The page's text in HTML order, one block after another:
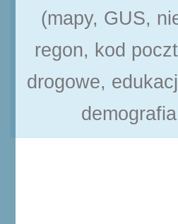
(mapy, GUS,
regon, kod
drogowe,